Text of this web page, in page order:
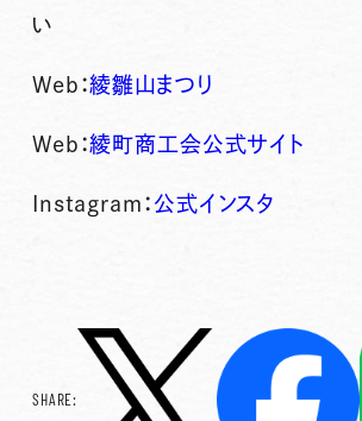
い
Web：綾雛山まつり
Web：綾町商工会公式サイト
Instagram： 公式インスタ
SHARE: